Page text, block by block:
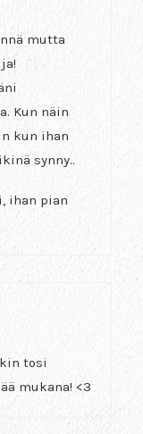
mutta
Kun näin
kun ihan
synny..
ihan pian
tosi
mukana! <3